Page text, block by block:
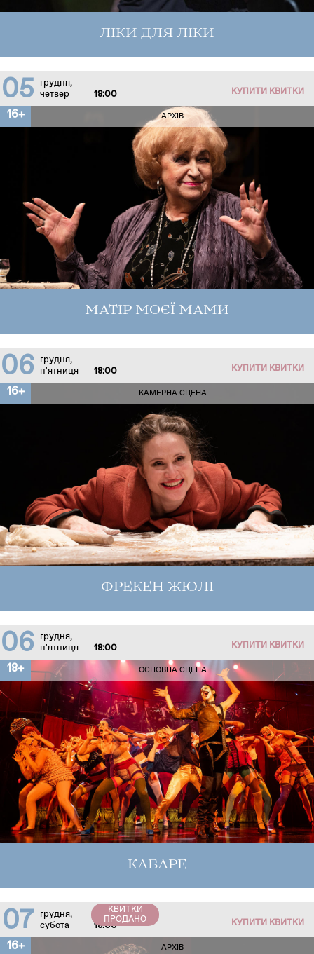
ЛІКИ ДЛЯ ЛІКИ
05
грудня,
четвер
18:00 КУПИТИ КВИТКИ
16+ АРХІВ
МАТІР МОЄЇ МАМИ
06
грудня,
п'ятниця
18:00 КУПИТИ КВИТКИ
16+ КАМЕРНА СЦЕНА
ФРЕКЕН ЖЮЛІ
06
грудня,
п'ятниця
18:00 КУПИТИ КВИТКИ
18+ ОСНОВНА СЦЕНА
КАБАРЕ
07
грудня,
субота
18:00
КВИТКИ
ПРОДАНО
КУПИТИ КВИТКИ
16+ АРХІВ